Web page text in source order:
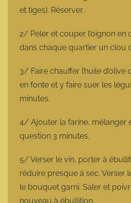
et tiges). Réserver.
2/ Peler et couper l’oignon en
dans chaque quartier un clou
3/ Faire chauffer l’huile
en fonte et y faire suer les
minutes.
4/ Ajouter la farine, mélanger
question 3 minutes.
5/ Verser le vin, porter à
réduire presque à sec. Verser
le bouquet garni. Saler et
nouveau à ébullition.